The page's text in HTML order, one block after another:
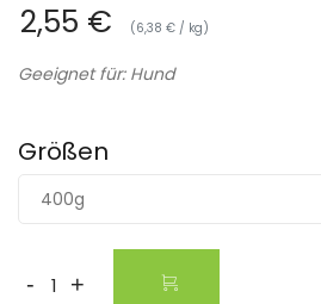
2,55 € (6,38 € / kg)
Geeignet für: Hund
Größen
400g
- +